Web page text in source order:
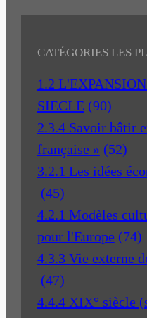
CATÉGORIES LES
1.2
SIECLE (90)
2.3.4 Savoir bâtir
française » (52)
3.2.1 Les idées
(45)
4.2.1 Modèles
pour l'Europe (74)
4.3.3 Vie externe
(47)
4.4.4 XIX° siècle